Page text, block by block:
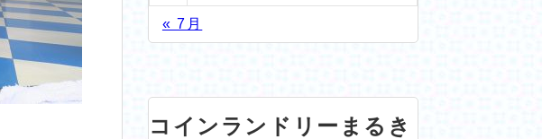
« 7月
コインランドリーまるき